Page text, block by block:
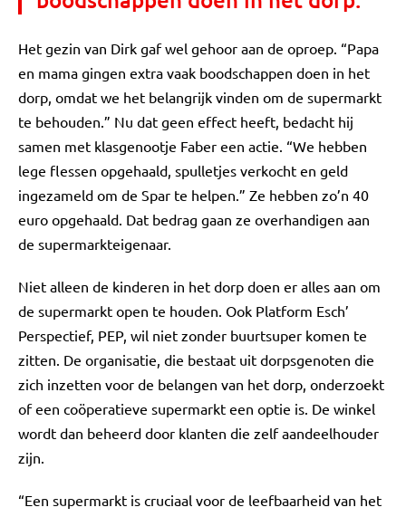
Het gezin van Dirk gaf wel gehoor aan de oproep. “Papa
en mama gingen extra vaak boodschappen doen in het
dorp, omdat we het belangrijk vinden om de supermarkt
te behouden.” Nu dat geen effect heeft, bedacht hij
samen met klasgenootje Faber een actie. “We hebben
lege flessen opgehaald, spulletjes verkocht en geld
ingezameld om de Spar te helpen.” Ze hebben zo’n 40
euro opgehaald. Dat bedrag gaan ze overhandigen aan
de supermarkteigenaar.
Niet alleen de kinderen in het dorp doen er alles aan om
de supermarkt open te houden. Ook Platform Esch’
Perspectief, PEP, wil niet zonder buurtsuper komen te
zitten. De organisatie, die bestaat uit dorpsgenoten die
zich inzetten voor de belangen van het dorp, onderzoekt
of een coöperatieve supermarkt een optie is. De winkel
wordt dan beheerd door klanten die zelf aandeelhouder
zijn.
“Een supermarkt is cruciaal voor de leefbaarheid van het